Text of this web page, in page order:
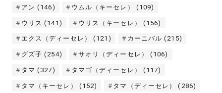
アン (146) ウムル（キーセレ） (109)
ウリス (141) ウリス（キーセレ） (156)
エクス（ディーセレ） (121) カーニバル (215)
グズ子 (254) サオリ（ディーセレ） (106)
タマ (327) タマゴ（ディーセレ） (117)
タマ（キーセレ） (152) タマ（ディーセレ） (286)